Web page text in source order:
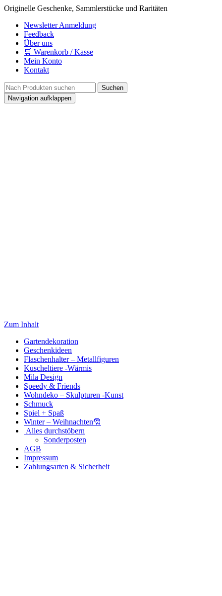
Originelle Geschenke, Sammlerstücke und Raritäten
Newsletter Anmeldung
Feedback
Über uns
🛒 Warenkorb / Kasse
Mein Konto
Kontakt
Navigation aufklappen
Zum Inhalt
Gartendekoration
Geschenkideen
Flaschenhalter – Metallfiguren
Kuscheltiere -Wärmis
Mila Design
Speedy & Friends
Wohndeko – Skulpturen -Kunst
Schmuck
Spiel + Spaß
Winter – Weihnachten🎅
Alles durchstöbern
Sonderposten
AGB
Impressum
Zahlungsarten & Sicherheit